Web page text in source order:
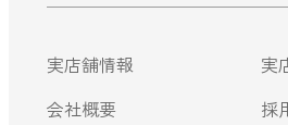
実店舗情報
実
会社概要
採